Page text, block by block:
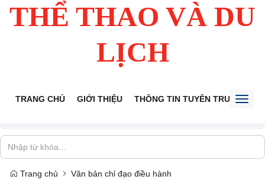
THỂ THAO VÀ DU
LỊCH
TRANG CHỦ GIỚI THIỆU THÔNG TIN TUYÊN TRUYỀN
Trang chủ Văn bản chỉ đạo điều hành